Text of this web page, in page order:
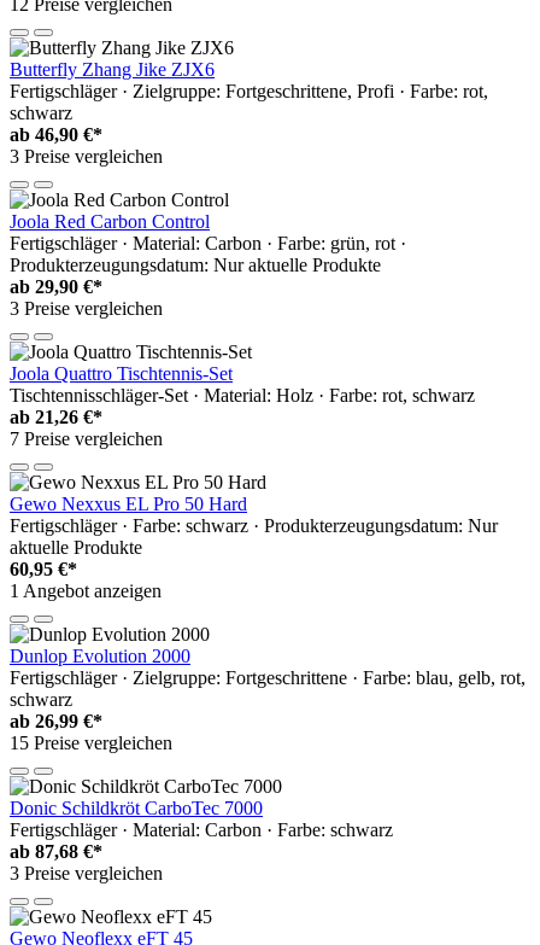
Butterfly Zhang Jike ZJX6
Fertigschläger · Zielgruppe: Fortgeschrittene, Profi · Farbe: rot,
schwarz
ab 46,90 €*
3 Preise vergleichen
Joola Red Carbon Control
Fertigschläger · Material: Carbon · Farbe: grün, rot ·
Produkterzeugungsdatum: Nur aktuelle Produkte
ab 29,90 €*
3 Preise vergleichen
Joola Quattro Tischtennis-Set
Tischtennisschläger-Set · Material: Holz · Farbe: rot, schwarz
ab 21,26 €*
7 Preise vergleichen
Gewo Nexxus EL Pro 50 Hard
Fertigschläger · Farbe: schwarz · Produkterzeugungsdatum: Nur
aktuelle Produkte
60,95 €*
1 Angebot anzeigen
Dunlop Evolution 2000
Fertigschläger · Zielgruppe: Fortgeschrittene · Farbe: blau, gelb, rot,
schwarz
ab 26,99 €*
15 Preise vergleichen
Donic Schildkröt CarboTec 7000
Fertigschläger · Material: Carbon · Farbe: schwarz
ab 87,68 €*
3 Preise vergleichen
Gewo Neoflexx eFT 45